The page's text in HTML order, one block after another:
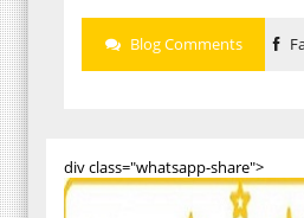
Blog Comments
div class="whatsapp-share">